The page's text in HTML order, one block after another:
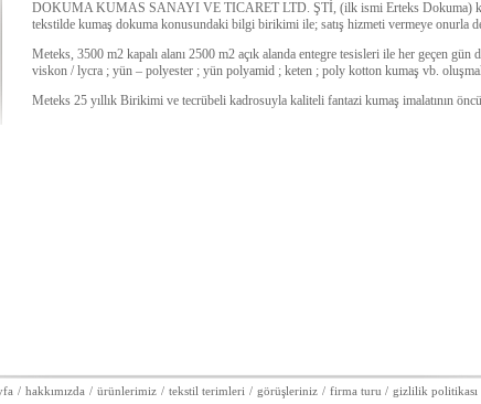
DOKUMA KUMAS SANAYI VE TICARET LTD. ŞTİ, (ilk ismi Erteks Dokuma)
tekstilde kumaş dokuma konusundaki bilgi birikimi ile; satış hizmeti vermeye onurla
Meteks, 3500 m2 kapalı alanı 2500 m2 açık alanda entegre tesisleri ile her geçen
viskon / lycra ; yün – polyester ; yün polyamid ; keten ; poly kotton kumaş vb.
Meteks 25 yıllık Birikimi ve tecrübeli kadrosuyla kaliteli fantazi kumaş imalatının öncü
/ hakkımızda / ürünlerimiz / tekstil terimleri / görüşleriniz / firma turu / gizlilik politikası